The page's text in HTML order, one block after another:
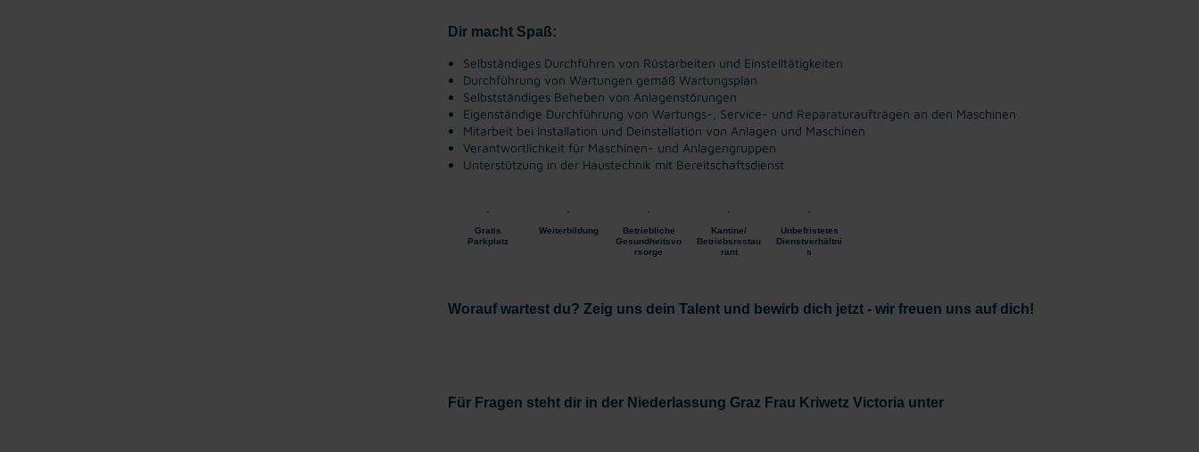
Dir macht Spaß:
Selbständiges Durchführen von Rüstarbeiten und Einstelltätigkeiten
Durchführung von Wartungen gemäß Wartungsplan
Selbstständiges Beheben von Anlagenstörungen
Eigenständige Durchführung von Wartungs-, Service- und Reparaturaufträgen an den Maschinen
Mitarbeit bei Installation und Deinstallation von Anlagen und Maschinen
Verantwortlichkeit für Maschinen- und Anlagengruppen
Unterstützung in der Haustechnik mit Bereitschaftsdienst
Gratis
Parkplatz
Weiterbildung
Betriebliche
Gesundheitsvo
rsorge
Kantine/
Betriebsrestau
rant
Unbefristetes
Dienstverhältni
s
Worauf wartest du? Zeig uns dein Talent und bewirb dich jetzt - wir freuen uns auf dich!
Für Fragen steht dir in der Niederlassung Graz Frau Kriwetz Victoria unter